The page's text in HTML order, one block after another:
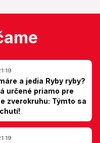
a jedia Ryby ryby?
určené priamo pre
zverokruhu: Týmto sa